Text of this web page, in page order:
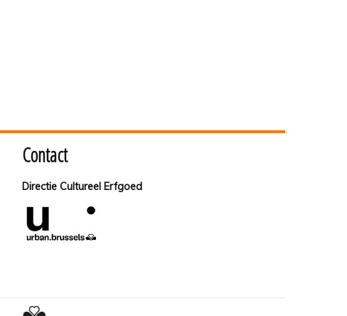
Contact
Directie Cultureel Erfgoed